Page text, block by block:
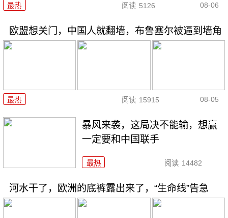
最热 阅读 5126 08-06
欧盟想关门，中国人就翻墙，布鲁塞尔被逼到墙角
最热 阅读 15915 08-05
暴风来袭，这局决不能输，想赢
一定要和中国联手
最热 阅读 14482
河水干了，欧洲的底裤露出来了，“生命线”告急